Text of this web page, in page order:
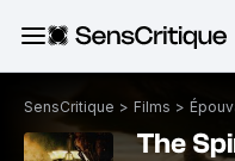
SensCritique > Films >
The